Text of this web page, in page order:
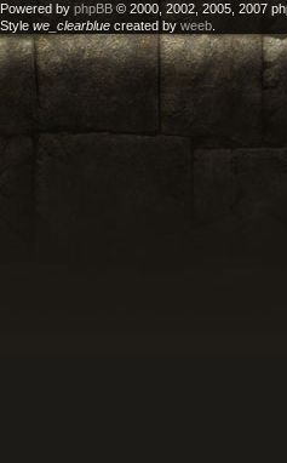
Powered by phpBB © 2000, 2002, 2005, 2007
Style we_clearblue created by weeb